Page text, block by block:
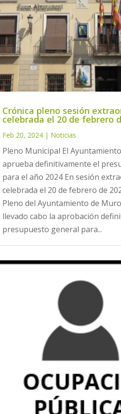
Crónica pleno sesión
celebrada el 20 de febrero
Feb 20, 2024| Noticias
Pleno Municipal El
aprueba definitivamente el
para el año 2024 En sesión
celebrada el 20 de febrero de
Pleno del Ayuntamiento de
llevado cabo la aprobación
presupuesto general para...